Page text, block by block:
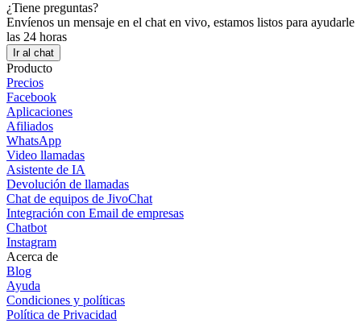
¿Tiene preguntas?
Envíenos un mensaje en el chat en vivo, estamos listos para ayudarle
las 24 horas
Ir al chat
Producto
Precios
Facebook
Aplicaciones
Afiliados
WhatsApp
Video llamadas
Asistente de IA
Devolución de llamadas
Chat de equipos de JivoChat
Integración con Email de empresas
Chatbot
Instagram
Acerca de
Blog
Ayuda
Condiciones y políticas
Política de Privacidad